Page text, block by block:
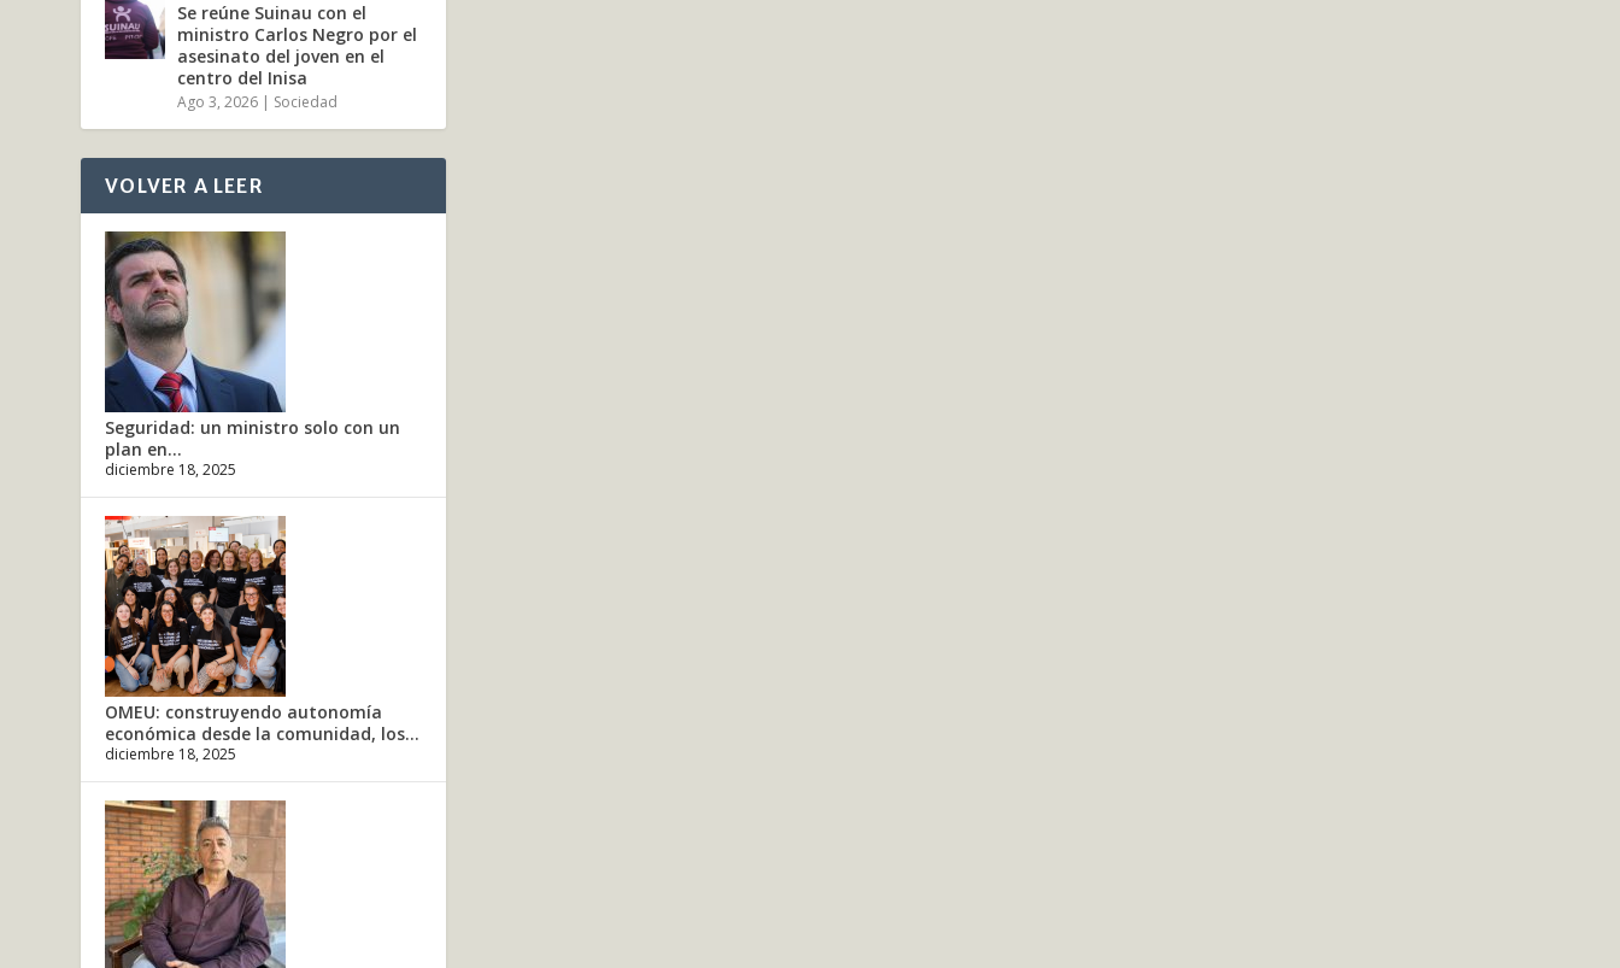
Se reúne Suinau con el
ministro Carlos Negro por el
asesinato del joven en el
centro del Inisa
Ago 3, 2026 | Sociedad
VOLVER A LEER
Seguridad: un ministro solo con un
plan en...
diciembre 18, 2025
OMEU: construyendo autonomía
económica desde la comunidad, los...
diciembre 18, 2025